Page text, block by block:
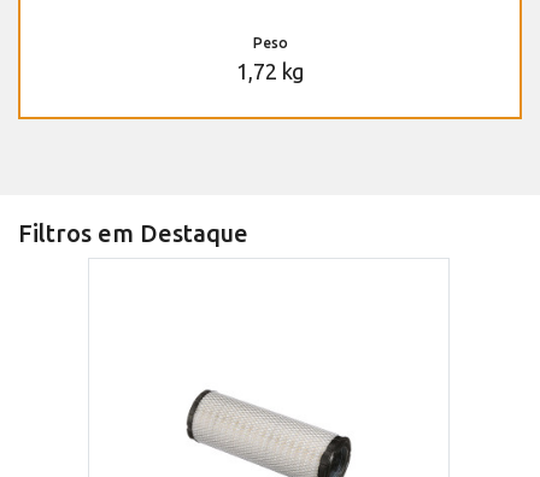
Peso
1,72 kg
Filtros em Destaque